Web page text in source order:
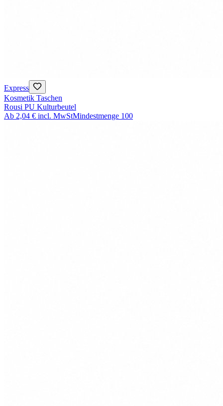
Express
Kosmetik Taschen
Rousi PU Kulturbeutel
Ab 2,04 € incl. MwStMindestmenge 100